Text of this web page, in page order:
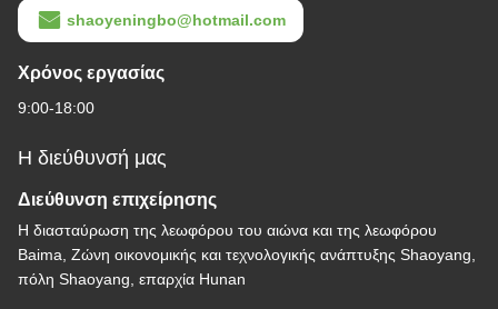
shaoyeningbo@hotmail.com
Χρόνος εργασίας
9:00-18:00
Η διεύθυνσή μας
Διεύθυνση επιχείρησης
Η διασταύρωση της λεωφόρου του αιώνα και της λεωφόρου
Baima, Ζώνη οικονομικής και τεχνολογικής ανάπτυξης Shaoyang,
πόλη Shaoyang, επαρχία Hunan